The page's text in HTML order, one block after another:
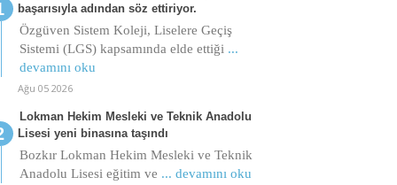
başarısıyla adından söz ettiriyor.
Özgüven Sistem Koleji, Liselere Geçiş
Sistemi (LGS) kapsamında elde ettiği ...
devamını oku
Ağu 05 2026
Lokman Hekim Mesleki ve Teknik Anadolu
Lisesi yeni binasına taşındı
Bozkır Lokman Hekim Mesleki ve Teknik
Anadolu Lisesi eğitim ve ... devamını oku